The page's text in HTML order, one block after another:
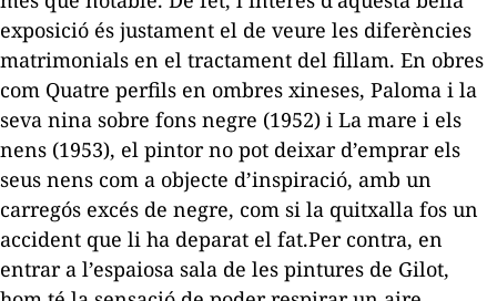
exposició és justament el de veure les diferències
matrimonials en el tractament del fillam. En obres
com Quatre perfils en ombres xineses, Paloma i la
seva nina sobre fons negre (1952) i La mare i els
nens (1953), el pintor no pot deixar d’emprar els
seus nens com a objecte d’inspiració, amb un
carregós excés de negre, com si la quitxalla fos un
accident que li ha deparat el fat.Per contra, en
entrar a l’espaiosa sala de les pintures de Gilot,